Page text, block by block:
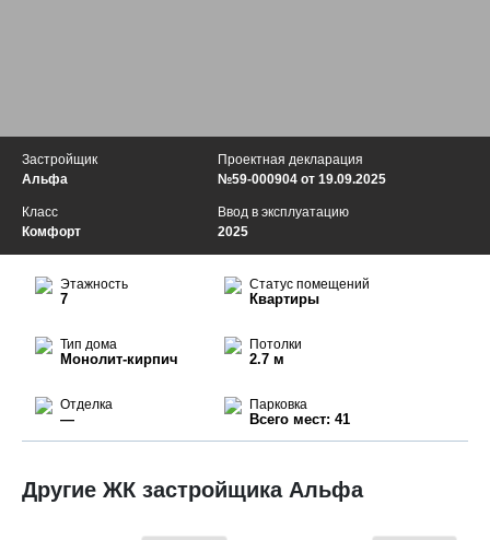
Застройщик
Альфа
Проектная декларация
№59-000904 от 19.09.2025
Ввод в эксплуатацию
2025
Класс
Комфорт
Этажность
7
Статус помещений
Квартиры
Тип дома
Монолит-кирпич
Потолки
2.7 м
Отделка
—
Парковка
Всего мест: 41
Другие ЖК застройщика Альфа